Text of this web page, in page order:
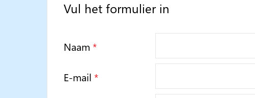
Vul het formulier in
Naam *
E-mail *